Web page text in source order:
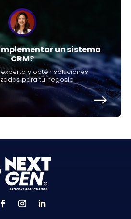
un sistema
CRM?
y obtén soluciones
para tu negocio